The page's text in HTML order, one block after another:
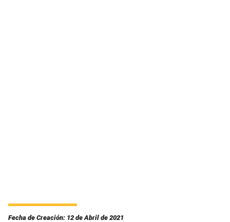
Fecha de Creación: 12 de Abril de 2021